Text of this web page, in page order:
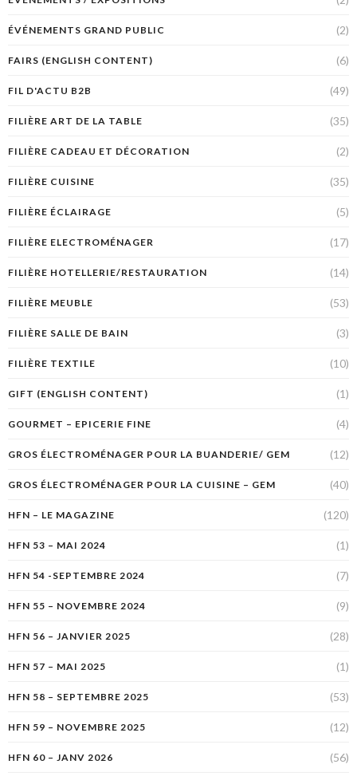
ÉVÉNEMENTS GRAND PUBLIC (2)
FAIRS (ENGLISH CONTENT) (6)
FIL D'ACTU B2B (49)
FILIÈRE ART DE LA TABLE (35)
FILIÈRE CADEAU ET DÉCORATION (2)
FILIÈRE CUISINE (35)
FILIÈRE ÉCLAIRAGE (5)
FILIÈRE ELECTROMÉNAGER (17)
FILIÈRE HOTELLERIE/RESTAURATION (14)
FILIÈRE MEUBLE (53)
FILIÈRE SALLE DE BAIN (3)
FILIÈRE TEXTILE (10)
GIFT (ENGLISH CONTENT) (1)
GOURMET – EPICERIE FINE (4)
GROS ÉLECTROMÉNAGER POUR LA BUANDERIE/ GEM (12)
GROS ÉLECTROMÉNAGER POUR LA CUISINE – GEM (40)
HFN – LE MAGAZINE (120)
HFN 53 – MAI 2024 (1)
HFN 54 -SEPTEMBRE 2024 (7)
HFN 55 – NOVEMBRE 2024 (9)
HFN 56 – JANVIER 2025 (28)
HFN 57 – MAI 2025 (1)
HFN 58 – SEPTEMBRE 2025 (53)
HFN 59 – NOVEMBRE 2025 (12)
HFN 60 – JANV 2026 (56)